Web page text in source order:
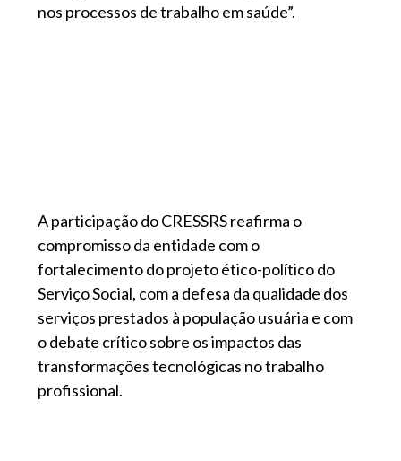
nos processos de trabalho em saúde”.
A participação do CRESSRS reafirma o
compromisso da entidade com o
fortalecimento do projeto ético-político do
Serviço Social, com a defesa da qualidade dos
serviços prestados à população usuária e com
o debate crítico sobre os impactos das
transformações tecnológicas no trabalho
profissional.